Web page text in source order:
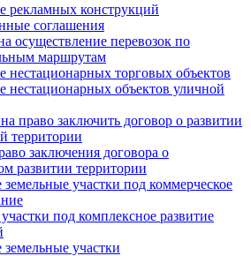
рекламных конструкций
соглашения
осуществление перевозок по
маршрутам
нестационарных торговых объектов
нестационарных объектов уличной
право заключить договор о развитии
территории
заключения договора о
развитии территории
участки под коммерческое
под комплексное развитие
участки